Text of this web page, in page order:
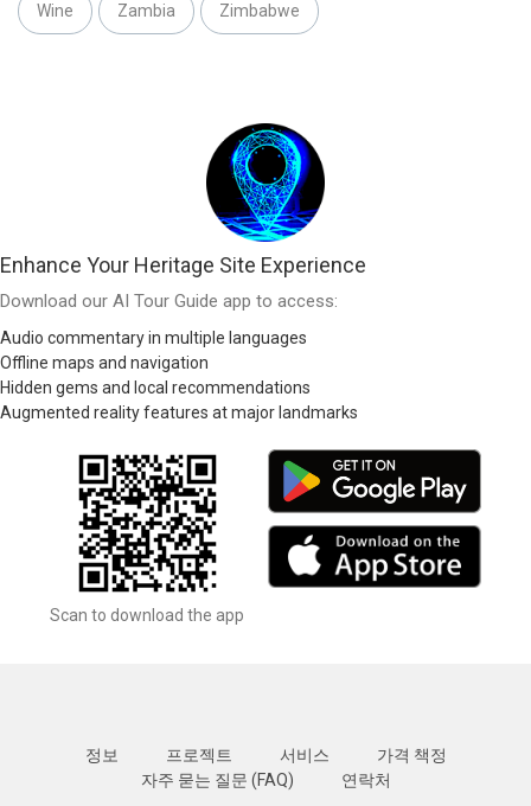
Wine Zambia Zimbabwe
Enhance Your Heritage Site Experience
Download our AI Tour Guide app to access:
Audio commentary in multiple languages
Offline maps and navigation
Hidden gems and local recommendations
Augmented reality features at major landmarks
Scan to download the app
정보 프로젝트 서비스
가격 책정
자주 묻는 질문 (FAQ)
연락처